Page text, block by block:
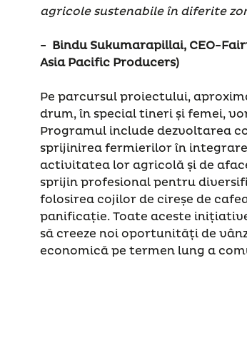
agricole sustenabile în diferite
- Bindu Sukumarapillai, CEO-
Asia Pacific Producers)
Pe parcursul proiectului,
drum, în special tineri și femei,
Programul include dezvoltarea
sprijinirea fermierilor în
activitatea lor agricolă și de
sprijin profesional pentru
folosirea cojilor de cireșe de
panificație. Toate aceste
să creeze noi oportunități de
economică pe termen lung a